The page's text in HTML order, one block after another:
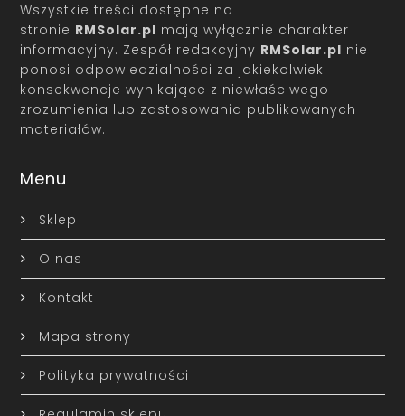
Wszystkie treści dostępne na
stronie RMSolar.pl mają wyłącznie charakter
informacyjny. Zespół redakcyjny RMSolar.pl nie
ponosi odpowiedzialności za jakiekolwiek
konsekwencje wynikające z niewłaściwego
zrozumienia lub zastosowania publikowanych
materiałów.
Menu
Sklep
O nas
Kontakt
Mapa strony
Polityka prywatności